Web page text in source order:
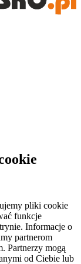
pliki cookie
funkcje
Informacje o
partnerom
Partnerzy mogą
od Ciebie lub